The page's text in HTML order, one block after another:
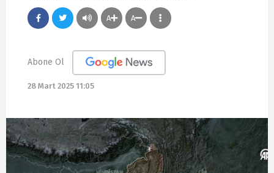
A A
Abone Ol
28 Mart 2025 11:05